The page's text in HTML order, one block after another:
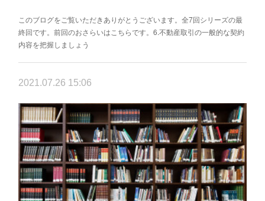
このブログをご覧いただきありがとうございます。全7回シリーズの最
終回です。前回のおさらいはこちらです。6.不動産取引の一般的な契約
内容を把握しましょう
2021.07.26 15:06